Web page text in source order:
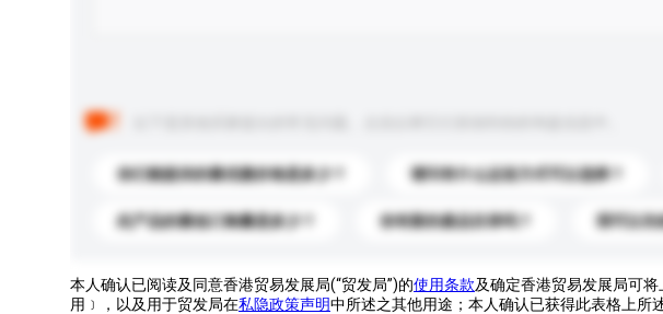
你们能提供的最优惠价格是多少？ 请问有什么运送方式可以选择？
此产品的最低订购量是多少？ 你有新的產品目录吗？ 我可以先
本人确认已阅读及同意香港贸易发展局(“贸发局”)的使用条款及确定香港贸易发展局可
用﹞，以及用于贸发局在私隐政策声明中所述之其他用途；本人确认已获得此表格上所